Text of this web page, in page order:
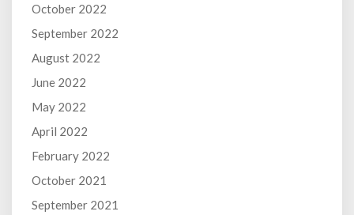
October 2022
September 2022
August 2022
June 2022
May 2022
April 2022
February 2022
October 2021
September 2021